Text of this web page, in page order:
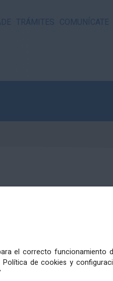
TRÁMITES COMUNÍCATE
el correcto funcionamiento
de cookies y